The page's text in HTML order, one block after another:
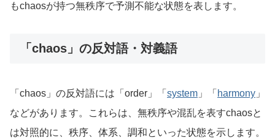
もchaosが持つ無秩序で予測不能な状態を表します。
「chaos」の反対語・対義語
「chaos」の反対語には「order」「 system 」「 harmony 」
などがあります。これらは、無秩序や混乱を表すchaosと
は対照的に、秩序、体系、調和といった状態を示します。